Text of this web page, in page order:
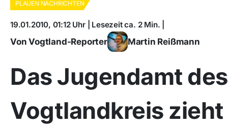
PLAUEN NACHRICHTEN
19.01.2010, 01:12 Uhr | Lesezeit ca. 2 Min. |
Von Vogtland-Reporter Martin Reißmann
Das Jugendamt des
Vogtlandkreis zieht